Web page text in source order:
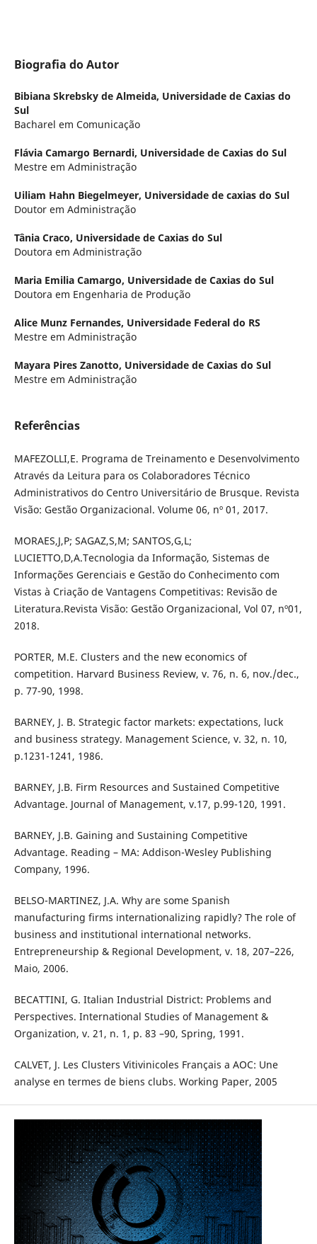
Biografia do Autor
Bibiana Skrebsky de Almeida, Universidade de Caxias do
Sul
Bacharel em Comunicação
Flávia Camargo Bernardi, Universidade de Caxias do Sul
Mestre em Administração
Uiliam Hahn Biegelmeyer, Universidade de caxias do Sul
Doutor em Administração
Tânia Craco, Universidade de Caxias do Sul
Doutora em Administração
Maria Emilia Camargo, Universidade de Caxias do Sul
Doutora em Engenharia de Produção
Alice Munz Fernandes, Universidade Federal do RS
Mestre em Administração
Mayara Pires Zanotto, Universidade de Caxias do Sul
Mestre em Administração
Referências
MAFEZOLLI,E. Programa de Treinamento e Desenvolvimento
Através da Leitura para os Colaboradores Técnico
Administrativos do Centro Universitário de Brusque. Revista
Visão: Gestão Organizacional. Volume 06, nº 01, 2017.
MORAES,J,P; SAGAZ,S,M; SANTOS,G,L;
LUCIETTO,D,A.Tecnologia da Informação, Sistemas de
Informações Gerenciais e Gestão do Conhecimento com
Vistas à Criação de Vantagens Competitivas: Revisão de
Literatura.Revista Visão: Gestão Organizacional, Vol 07, nº01,
2018.
PORTER, M.E. Clusters and the new economics of
competition. Harvard Business Review, v. 76, n. 6, nov./dec.,
p. 77-90, 1998.
BARNEY, J. B. Strategic factor markets: expectations, luck
and business strategy. Management Science, v. 32, n. 10,
p.1231-1241, 1986.
BARNEY, J.B. Firm Resources and Sustained Competitive
Advantage. Journal of Management, v.17, p.99-120, 1991.
BARNEY, J.B. Gaining and Sustaining Competitive
Advantage. Reading – MA: Addison-Wesley Publishing
Company, 1996.
BELSO-MARTINEZ, J.A. Why are some Spanish
manufacturing firms internationalizing rapidly? The role of
business and institutional international networks.
Entrepreneurship & Regional Development, v. 18, 207–226,
Maio, 2006.
BECATTINI, G. Italian Industrial District: Problems and
Perspectives. International Studies of Management &
Organization, v. 21, n. 1, p. 83 –90, Spring, 1991.
CALVET, J. Les Clusters Vitivinicoles Français a AOC: Une
analyse en termes de biens clubs. Working Paper, 2005